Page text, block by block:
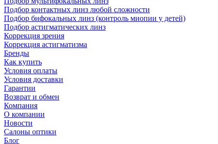
Подбор контактных линз любой сложности
Подбор бифокальных линз (контроль миопии у детей)
Подбор астигматических линз
Коррекция зрения
Коррекция астигматизма
Бренды
Как купить
Условия оплаты
Условия доставки
Гарантии
Возврат и обмен
Компания
О компании
Новости
Салоны оптики
Блог